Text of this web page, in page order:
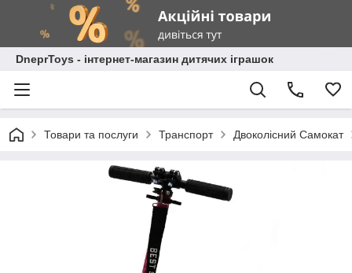
DneprToys - інтернет-магазин дитячих іграшок
Товари та послуги Транспорт Двоколісний Самокат